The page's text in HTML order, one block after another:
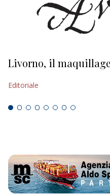
Livorno, il
Editoriale